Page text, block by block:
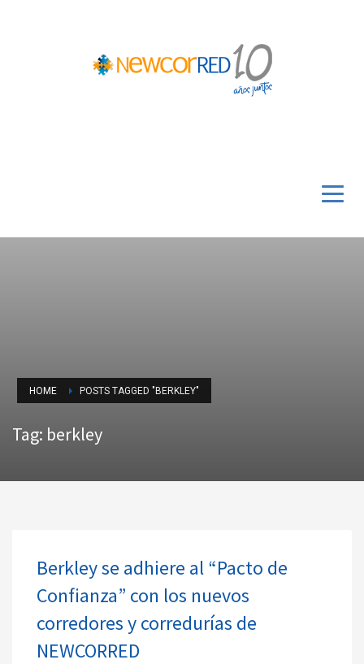
HOME POSTS TAGGED "BERKLEY"
Tag: berkley
Berkley se adhiere al “Pacto de
Confianza” con los nuevos
corredores y corredurías de
NEWCORRED